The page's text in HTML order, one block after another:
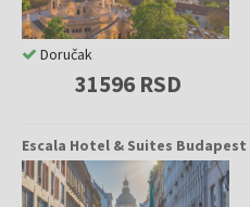
31596 RSD
Doručak
Escala Hotel & Suites